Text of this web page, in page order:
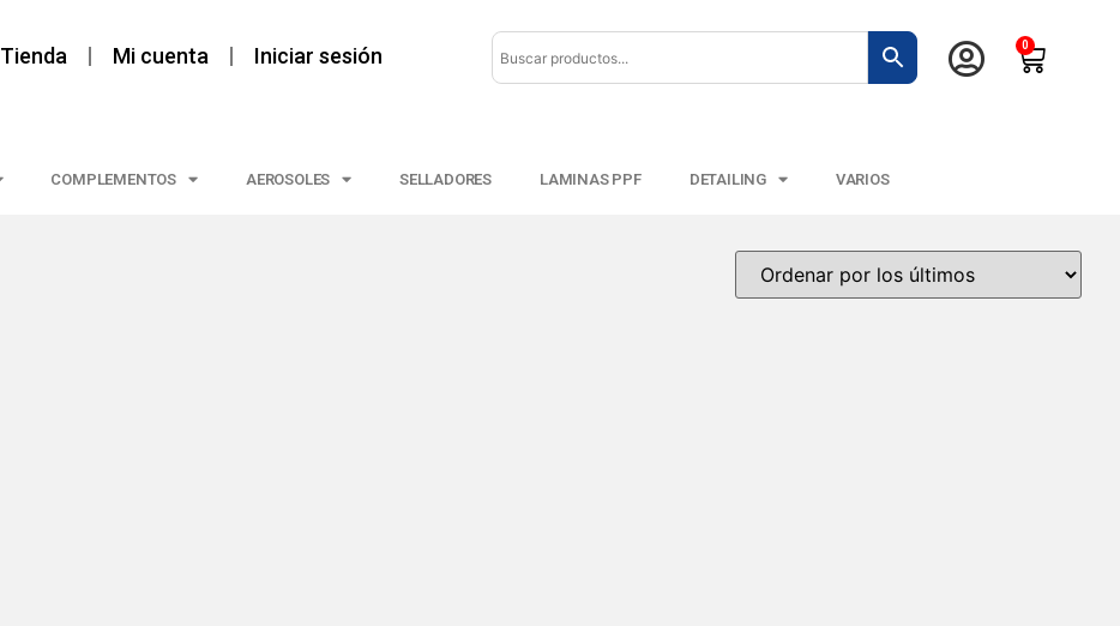
Tienda Mi cuenta Iniciar sesión 0
COMPLEMENTOS AEROSOLES SELLADORES LAMINAS PPF DETAILING VARIOS